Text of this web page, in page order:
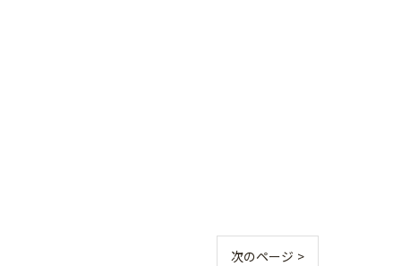
次のページ >